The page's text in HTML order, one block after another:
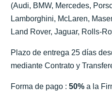
(Audi, BMW, Mercedes,
Lamborghini, McLaren,
Land Rover, Jaguar, Rolls-
Plazo de entrega 25 días
mediante Contrato y
Forma de pago :50% a la